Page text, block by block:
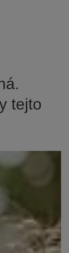
tejto